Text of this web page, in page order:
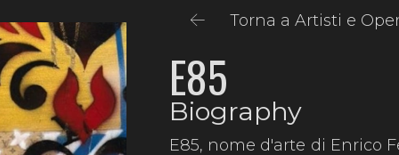
Torna a Artisti e
E85
Biography
E85, nome d'arte di Enrico